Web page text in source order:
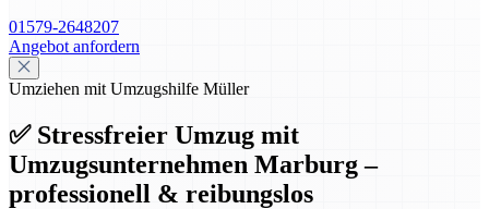
01579-2648207
Angebot anfordern
Umziehen mit Umzugshilfe Müller
✅ Stressfreier Umzug mit
Umzugsunternehmen Marburg –
professionell & reibungslos